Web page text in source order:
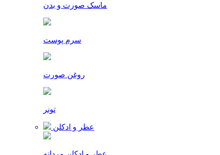
ماسک صورت و بدن
سرم پوست
روغن صورت
تونر
عطر و ادکلن